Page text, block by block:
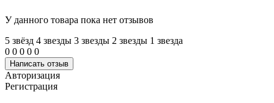
У данного товара пока нет отзывов
5 звёзд 4 звeзды 3 звeзды 2 звeзды 1 звeзда
0 0 0 0 0
Написать отзыв
Авторизация
Регистрация